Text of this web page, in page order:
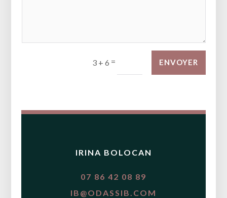
3 + 6 = ENVOYER
IRINA BOLOCAN
07 86 42 08 89
IB@ODASSIB.COM